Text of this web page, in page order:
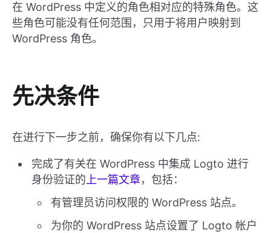
在 WordPress 中定义的角色相对应的特殊角色。这
些角色可能没有任何范围，只用于将用户映射到
WordPress 角色。
先决条件
在进行下一步之前，确保你有以下几点:
完成了有关在 WordPress 中集成 Logto 进行
身份验证的 上一篇文章，包括：
有管理员访问权限的 WordPress 站点。
为你的 WordPress 站点设置了 Logto 帐户